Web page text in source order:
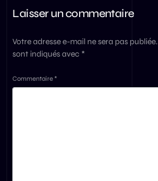
Laisser un commentaire
Votre adresse e-mail ne sera pas publiée.
sont indiqués avec *
Commentaire*